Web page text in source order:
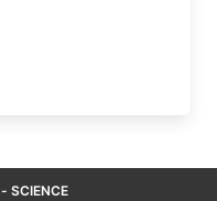
© 2026 ILMU - العلم - SCIENCE